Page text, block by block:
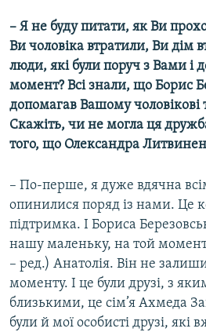
– Я не буду питати, як Ви
Ви чоловіка втратили, Ви дім
люди, які були поруч з Вами і
момент? Всі знали, що Борис
допомагав Вашому чоловікові
Скажіть, чи не могла ця
того, що Олександра
– По-перше, я дуже вдячна
опинилися поряд із нами. Це
підтримка. І Бориса
нашу маленьку, на той
– ред.) Анатолія. Він не
моменту. І це були друзі, з
близькими, це сім’я Ахмеда
були й мої особисті друзі, які